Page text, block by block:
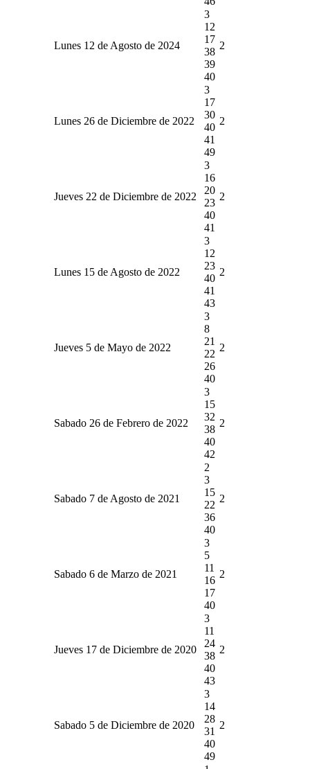
Lunes 12 de Agosto de 2024
3
12
17
38
39
40
2
Lunes 26 de Diciembre de 2022
3
17
30
40
41
49
2
Jueves 22 de Diciembre de 2022
3
16
20
23
40
41
2
Lunes 15 de Agosto de 2022
3
12
23
40
41
43
2
Jueves 5 de Mayo de 2022
3
8
21
22
26
40
2
Sabado 26 de Febrero de 2022
3
15
32
38
40
42
2
Sabado 7 de Agosto de 2021
2
3
15
22
36
40
2
Sabado 6 de Marzo de 2021
3
5
11
16
17
40
2
Jueves 17 de Diciembre de 2020
3
11
24
38
40
43
2
Sabado 5 de Diciembre de 2020
3
14
28
31
40
49
2